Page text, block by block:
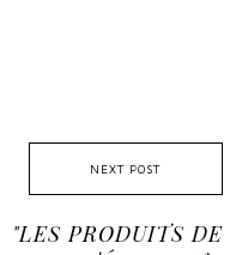
NEXT POST
"LES PRODUITS DE